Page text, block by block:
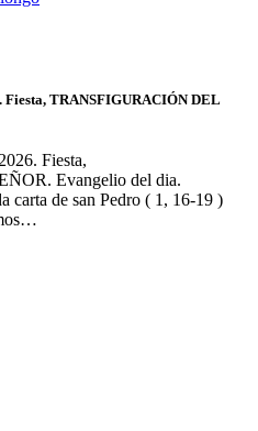
Fiesta, TRANSFIGURACIÓN DEL
Fiesta,
Evangelio del dia.
de san Pedro ( 1, 16-19 )